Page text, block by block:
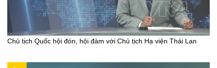
Chủ tịch Quốc hội đón, hội đàm với Chủ tịch Hạ viện Thái Lan